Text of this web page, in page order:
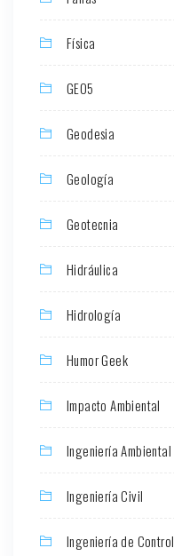
Física
GEO5
Geodesia
Geología
Geotecnia
Hidráulica
Hidrología
Humor Geek
Impacto Ambiental
Ingeniería Ambiental
Ingeniería Civil
Ingeniería de Control